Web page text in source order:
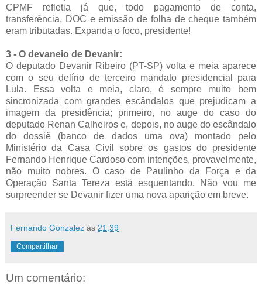
CPMF refletia já que, todo pagamento de conta,
transferência, DOC e emissão de folha de cheque também
eram tributadas. Expanda o foco, presidente!
3 - O devaneio de Devanir:
O deputado Devanir Ribeiro (PT-SP) volta e meia aparece
com o seu delírio de terceiro mandato presidencial para
Lula. Essa volta e meia, claro, é sempre muito bem
sincronizada com grandes escândalos que prejudicam a
imagem da presidência; primeiro, no auge do caso do
deputado Renan Calheiros e, depois, no auge do escândalo
do dossiê (banco de dados uma ova) montado pelo
Ministério da Casa Civil sobre os gastos do presidente
Fernando Henrique Cardoso com intenções, provavelmente,
não muito nobres. O caso de Paulinho da Força e da
Operação Santa Tereza está esquentando. Não vou me
surpreender se Devanir fizer uma nova aparição em breve.
Fernando Gonzalez às 21:39
Compartilhar
Um comentário: